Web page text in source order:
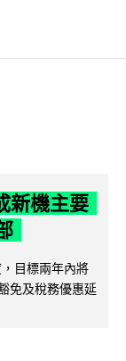
新機主要
目標兩年內將
免及稅務優惠延